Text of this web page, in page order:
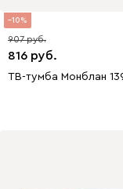
10
816
907
ТВ-тумба Монблан